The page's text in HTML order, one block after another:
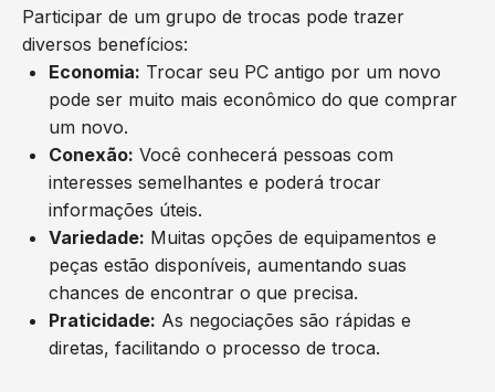
Participar de um grupo de trocas pode trazer
diversos benefícios:
Economia: Trocar seu PC antigo por um novo
pode ser muito mais econômico do que comprar
um novo.
Conexão: Você conhecerá pessoas com
interesses semelhantes e poderá trocar
informações úteis.
Variedade: Muitas opções de equipamentos e
peças estão disponíveis, aumentando suas
chances de encontrar o que precisa.
Praticidade: As negociações são rápidas e
diretas, facilitando o processo de troca.